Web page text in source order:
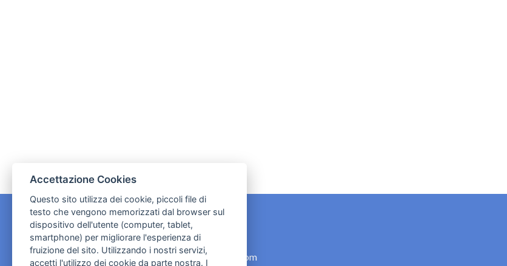
CONTATTI
contact.originebologna@gmail.com
Accettazione Cookies
Questo sito utilizza dei cookie, piccoli file di
testo che vengono memorizzati dal browser sul
dispositivo dell'utente (computer, tablet,
smartphone) per migliorare l'esperienza di
fruizione del sito. Utilizzando i nostri servizi,
accetti l'utilizzo dei cookie da parte nostra. I